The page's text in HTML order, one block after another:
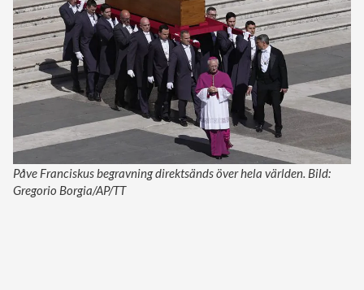
Påve Franciskus begravning direktsänds över hela världen. Bild:
Gregorio Borgia/AP/TT